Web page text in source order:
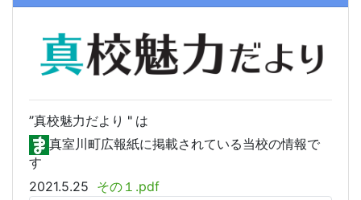
”真校魅力だより " は
真室川町広報紙に掲載されている当校の情報で
す
2021.5.25 その１.pdf